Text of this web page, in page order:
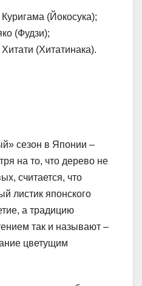
(Йокосука);
(Фудзи);
(Хитатинака).
сезон в Японии –
на то, что дерево не
считается, что
листик японского
а традицию
так и называют –
цветущим